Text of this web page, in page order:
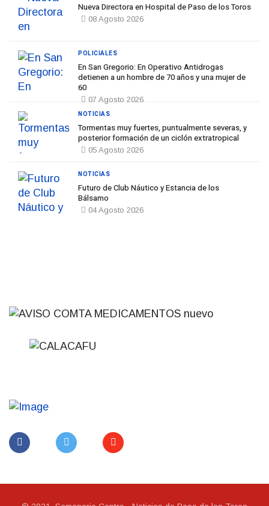
Nueva Directora en Hospital de Paso de los Toros
08 Agosto 2026
En San Gregorio: En Operativo Antidrogas
detienen a un hombre de 70 años y una mujer de
60
07 Agosto 2026
POLICIALES
Tormentas muy fuertes, puntualmente severas, y
posterior formación de un ciclón extratropical
05 Agosto 2026
NOTICIAS
Futuro de Club Náutico y Estancia de los
Bálsamo
04 Agosto 2026
NOTICIAS